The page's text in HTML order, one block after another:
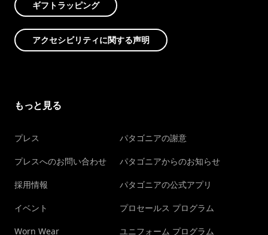
ギフトラッピング
アクセシビリティに関する声明
もっと見る
プレス
プレスへのお問い合わせ
採用情報
イベント
Worn Wear
パタゴニアの謝意
パタゴニアからのお知らせ
パタゴニアの公式アプリ
プロセールス プログラム
ユニフォーム プログラム